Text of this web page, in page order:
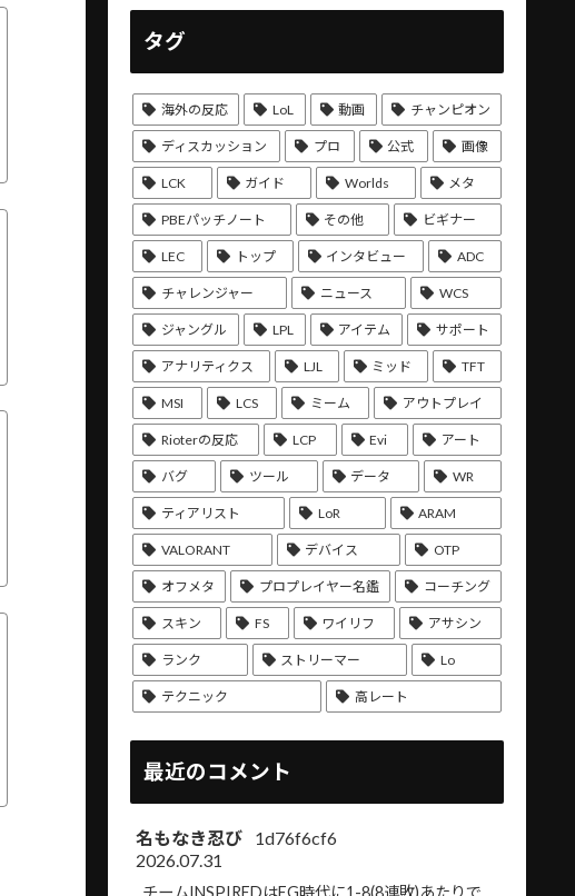
タグ
海外の反応 LoL 動画 チャンピオン
ディスカッション プロ 公式 画像
LCK ガイド Worlds メタ
PBEパッチノート その他 ビギナー
LEC トップ インタビュー ADC
チャレンジャー ニュース WCS
ジャングル LPL アイテム サポート
アナリティクス LJL ミッド TFT
MSI LCS ミーム アウトプレイ
Rioterの反応 LCP Evi アート
バグ ツール データ WR
ティアリスト LoR ARAM
VALORANT デバイス OTP
オフメタ プロプレイヤー名鑑 コーチング
スキン FS ワイリフ アサシン
ランク ストリーマー Lo
テクニック 高レート
最近のコメント
名もなき忍び
1d76f6cf6
2026.07.31
チームINSPIREDはEG時代に1-8(8連敗)あたりで